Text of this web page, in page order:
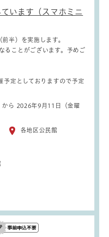
います（スマホミニ
半）を実施します。
ることがございます。予めご
予定としておりますので予定
ら 2026年9月11日（金曜
各地区公民館